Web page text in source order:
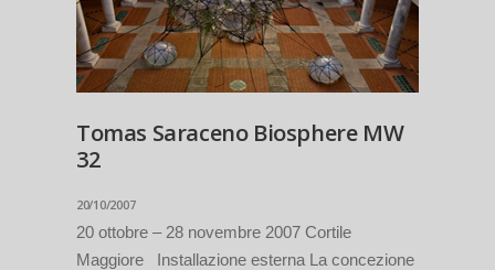
Tomas Saraceno Biosphere MW
32
20/10/2007
20 ottobre – 28 novembre 2007 Cortile
Maggiore Installazione esterna La concezione